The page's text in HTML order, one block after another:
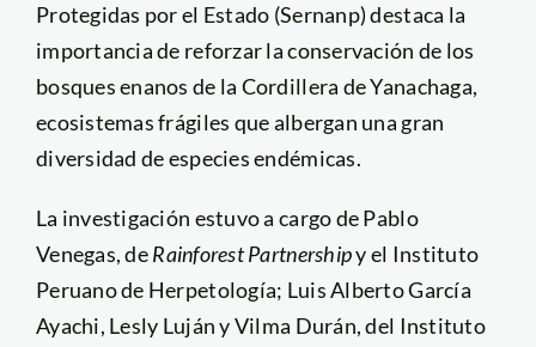
Protegidas por el Estado (Sernanp)destaca la
importancia de reforzar la conservación de los
bosques enanos de la Cordillera de Yanachaga,
ecosistemas frágiles que albergan una gran
diversidad de especies endémicas.
La investigación estuvo a cargo de Pablo
Venegas, deRainforest Partnershipy el Instituto
Peruano de Herpetología; Luis Alberto García
Ayachi, Lesly Luján y Vilma Durán, del Instituto